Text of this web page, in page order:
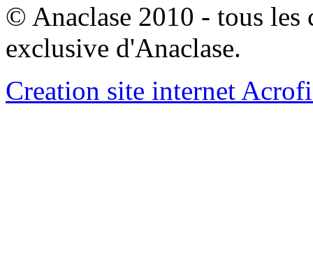
© Anaclase 2010 - tous les
exclusive d'Anaclase.
Creation site internet